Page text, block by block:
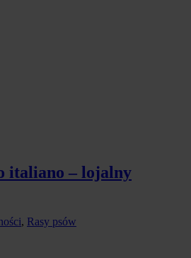
italiano – lojalny
, Rasy psów